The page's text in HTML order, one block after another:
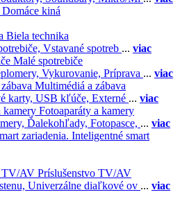
Domáce kiná
Biela technika
Vstavané spotreb ... viac
Malé spotrebiče
Vykurovanie, Príprava ... viac
Multimédiá a zábava
karty, USB kľúče, Externé ... viac
Fotoaparáty a kamery
Ďalekohľady, Fotopasce, ... viac
Inteligentné smart
Príslušenstvo TV/AV
Univerzálne diaľkové ov ... viac